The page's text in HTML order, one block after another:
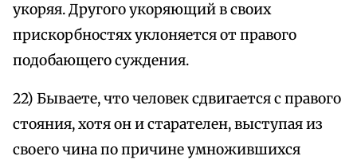
укоряя. Другого укоряющий в своих
прискорбностях уклоняется от правого
подобающего суждения.
22) Бываете, что человек сдвигается с правого
стояния, хотя он и старателен, выступая из
своего чина по причине умножившихся